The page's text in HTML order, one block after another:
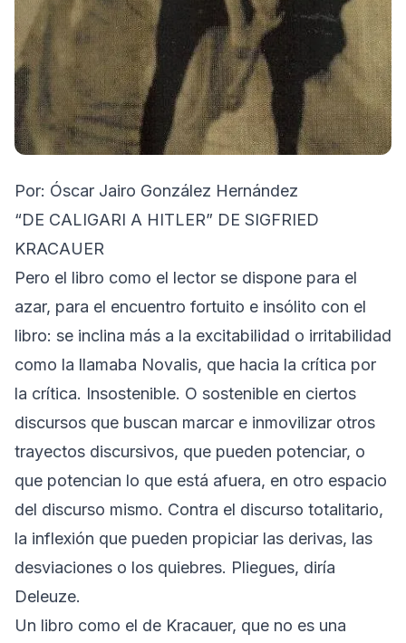
Por: Óscar Jairo González Hernández
“DE CALIGARI A HITLER” DE SIGFRIED
KRACAUER
Pero el libro como el lector se dispone para el
azar, para el encuentro fortuito e insólito con el
libro: se inclina más a la excitabilidad o irritabilidad
como la llamaba Novalis, que hacia la crítica por
la crítica. Insostenible. O sostenible en ciertos
discursos que buscan marcar e inmovilizar otros
trayectos discursivos, que pueden potenciar, o
que potencian lo que está afuera, en otro espacio
del discurso mismo. Contra el discurso totalitario,
la inflexión que pueden propiciar las derivas, las
desviaciones o los quiebres. Pliegues, diría
Deleuze.
Un libro como el de Kracauer, que no es una